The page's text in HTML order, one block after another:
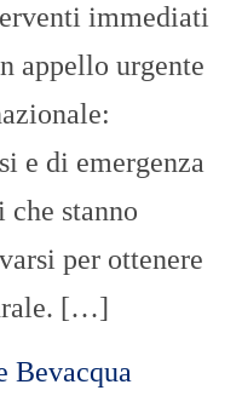
immediati
appello urgente
e di emergenza
stanno
per ottenere
[…]
Bevacqua